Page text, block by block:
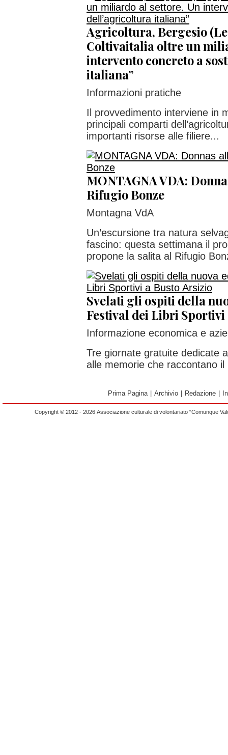
Agricoltura, Bergesio
Coltivaitalia oltre un
intervento concreto a
italiana”
Informazioni pratiche
Il provvedimento interviene in
principali comparti
importanti risorse alle filiere...
MONTAGNA VDA:
Rifugio Bonze
Montagna VdA
Un’escursione tra natura
fascino: questa settimana il
propone la salita al Rifugio
Svelati gli ospiti della
Festival dei Libri Sportivi
Informazione economica e
Tre giornate gratuite dedicate
alle memorie che raccontano
Prima Pagina Archivio Redazione
Copyright © 2012 - 2026 Associazione culturale di volontariato “Comunque